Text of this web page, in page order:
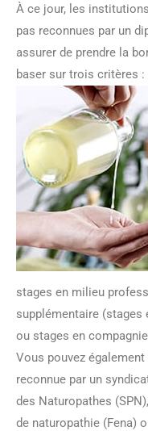
À ce jour, les
pas reconnues par un
assurer de prendre la
baser sur trois critères :
stages en milieu
supplémentaire (stages
ou stages en
Vous pouvez
reconnue par un
des Naturopathes
de naturopathie (Fena)